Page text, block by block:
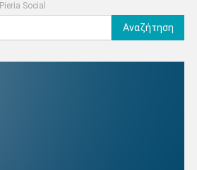
Pieria Social
Αναζήτηση
για: